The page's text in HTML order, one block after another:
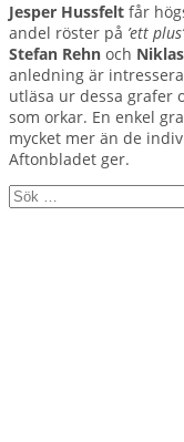
Jesper Hussfelt får
andel röster på ’ett plus’
Stefan Rehn och
anledning är
utläsa ur dessa grafer
som orkar. En enkel
mycket mer än de
Aftonbladet ger.
Sök